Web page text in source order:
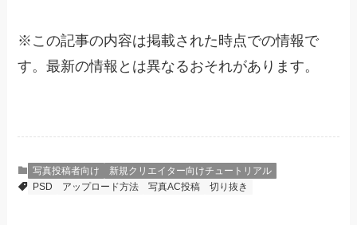
※ この記事の内容は掲載された時点での情報で
す。最新の情報とは異なるおそれがあります。
写真投稿者向け
新規クリエイター向けチュートリアル
PSD
アップロード方法 写真AC投稿 切り抜き